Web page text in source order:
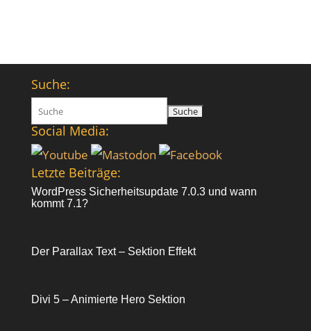
Suche:
Suchen
nach:
Social Media:
Letzte Beiträge:
WordPress Sicherheitsupdate 7.0.3 und wann
kommt 7.1?
Der Parallax Text – Sektion Effekt
Divi 5 – Animierte Hero Sektion